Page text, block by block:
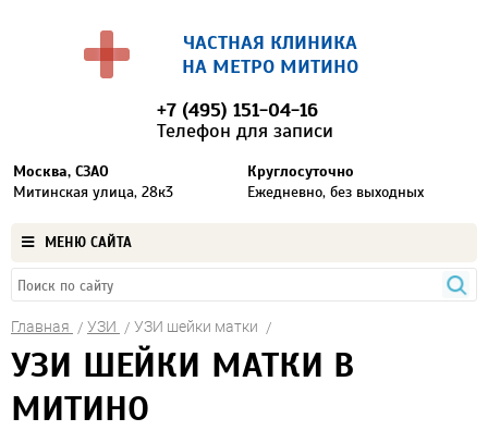
ЧАСТНАЯ КЛИНИКА
НА МЕТРО МИТИНО
Москва, СЗАО
Митинская улица, 28к3
+7 (495) 151-04-16
Телефон для записи
Круглосуточно
Ежедневно, без выходных
МЕНЮ САЙТА
Главная УЗИ УЗИ шейки матки
УЗИ ШЕЙКИ МАТКИ В
МИТИНО